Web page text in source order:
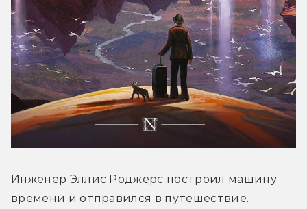
Инженер Эллис Роджерс построил машину
времени и отправился в путешествие.